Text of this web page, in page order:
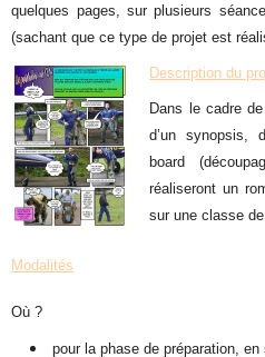
quelques pages, sur plusieurs
(sachant que ce type de projet est
Description du
Dans le cadre
d’un synopsis,
board
réaliseront un
sur une classe
Modalités
Où ?
pour la phase de préparation,